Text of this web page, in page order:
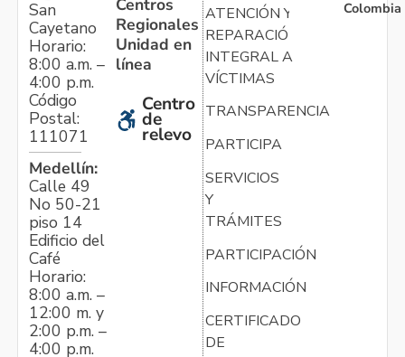
San
Cayetano
Horario:
8:00 a.m. –
4:00 p.m.
Código
Postal:
111071
Medellín:
Calle 49
No 50-21
piso 14
Edificio del
Café
Horario:
8:00 a.m. –
12:00 m. y
2:00 p.m. –
4:00 p.m.
Regionales
Unidad en
línea
Centro
de
relevo
ATENCIÓN Y
REPARACIÓN
INTEGRAL A
VÍCTIMAS
TRANSPARENCIA
PARTICIPA
SERVICIOS
Y
TRÁMITES
PARTICIPACIÓN
INFORMACIÓN
CERTIFICADO
DE
Colombia